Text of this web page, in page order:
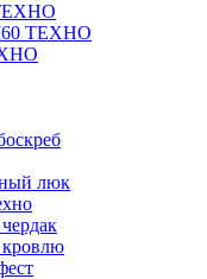
ТЕХНО
люк